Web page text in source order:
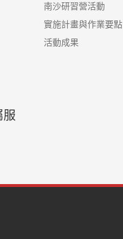
南沙研習營活動
實施計畫與作業要點
活動成果
服